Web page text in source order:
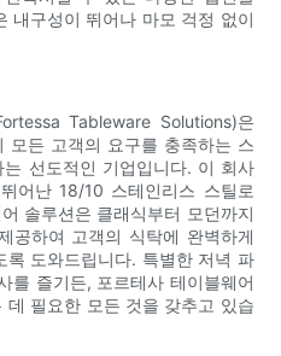
내구성이 뛰어나 마모 걱정 없이
Tableware Solutions)은
모든 고객의 요구를 충족하는 스
선도적인 기업입니다. 이 회사
어난 18/10 스테인리스 스틸로
솔루션은 클래식부터 모던까지
공하여 고객의 식탁에 완벽하게
도와드립니다. 특별한 저녁 파
를 즐기든, 포르테사 테이블웨어
필요한 모든 것을 갖추고 있습